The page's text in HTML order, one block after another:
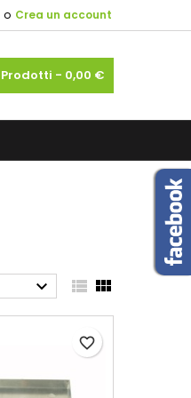
o Crea un account
Prodotti - 0,00 €
  
favorite_border